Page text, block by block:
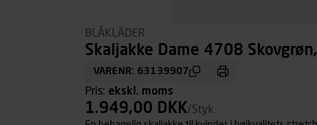
BLÅKLÄDER
Skaljakke Dame 4708
VARENR: 63139907
Pris: ekskl. moms
1.949,00 DKK/Styk